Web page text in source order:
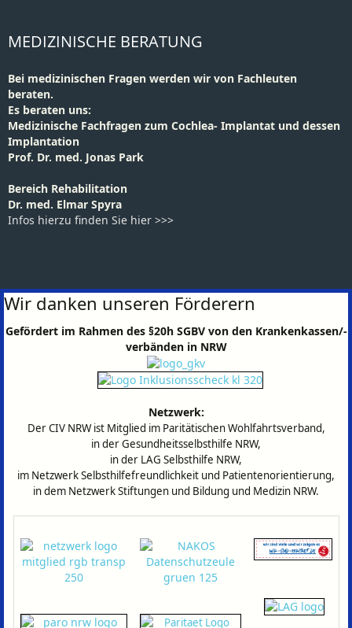
MEDIZINISCHE BERATUNG
Bei medizinischen Fragen werden wir von Fachleuten
beraten.
Es beraten uns:
Medizinische Fachfragen zum Cochlea- Implantat und dessen
Implantation
Prof. Dr. med. Jonas Park
Bereich Rehabilitation
Dr. med. Elmar Spyra
Infos hierzu finden Sie hier >>>
Wir danken unseren Förderern
Gefördert im Rahmen des §20h SGBV von den Krankenkassen/-
verbänden in NRW
Netzwerk:
Der CIV NRW ist Mitglied im Paritätischen Wohlfahrtsverband,
in der Gesundheitsselbsthilfe NRW,
in der LAG Selbsthilfe NRW,
im Netzwerk Selbsthilfefreundlichkeit und Patientenorientierung,
in dem Netzwerk Stiftungen und Bildung und Medizin NRW.